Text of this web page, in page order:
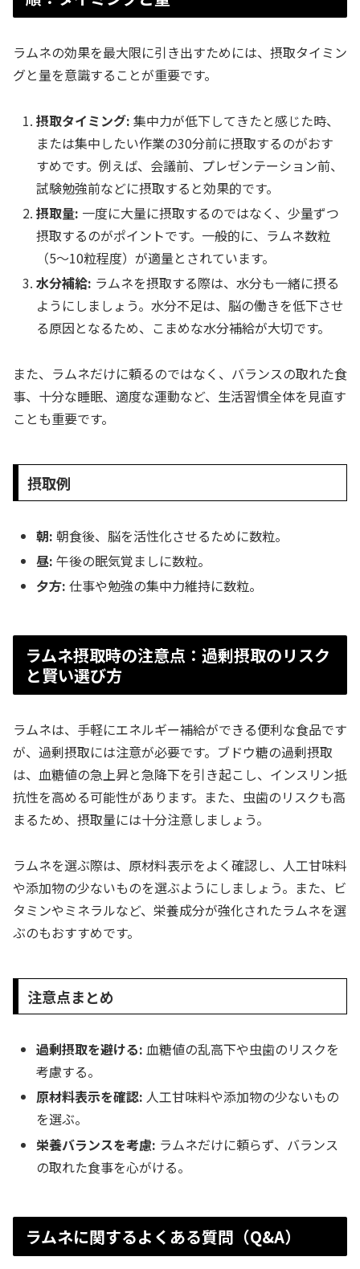
ラムネの効果を最大限に引き出すためには、摂取タイミン
グと量を意識することが重要です。
摂取タイミング: 集中力が低下してきたと感じた時、
または集中したい作業の30分前に摂取するのがおす
すめです。例えば、会議前、プレゼンテーション前、
試験勉強前などに摂取すると効果的です。
摂取量: 一度に大量に摂取するのではなく、少量ずつ
摂取するのがポイントです。一般的に、ラムネ数粒
（5〜10粒程度）が適量とされています。
水分補給: ラムネを摂取する際は、水分も一緒に摂る
ようにしましょう。水分不足は、脳の働きを低下させ
る原因となるため、こまめな水分補給が大切です。
また、ラムネだけに頼るのではなく、バランスの取れた食
事、十分な睡眠、適度な運動など、生活習慣全体を見直す
ことも重要です。
摂取例
朝: 朝食後、脳を活性化させるために数粒。
昼: 午後の眠気覚ましに数粒。
夕方: 仕事や勉強の集中力維持に数粒。
ラムネ摂取時の注意点：過剰摂取のリスク
と賢い選び方
ラムネは、手軽にエネルギー補給ができる便利な食品です
が、過剰摂取には注意が必要です。ブドウ糖の過剰摂取
は、血糖値の急上昇と急降下を引き起こし、インスリン抵
抗性を高める可能性があります。また、虫歯のリスクも高
まるため、摂取量には十分注意しましょう。
ラムネを選ぶ際は、原材料表示をよく確認し、人工甘味料
や添加物の少ないものを選ぶようにしましょう。また、ビ
タミンやミネラルなど、栄養成分が強化されたラムネを選
ぶのもおすすめです。
注意点まとめ
過剰摂取を避ける: 血糖値の乱高下や虫歯のリスクを
考慮する。
原材料表示を確認: 人工甘味料や添加物の少ないもの
を選ぶ。
栄養バランスを考慮: ラムネだけに頼らず、バランス
の取れた食事を心がける。
ラムネに関するよくある質問（Q&A）